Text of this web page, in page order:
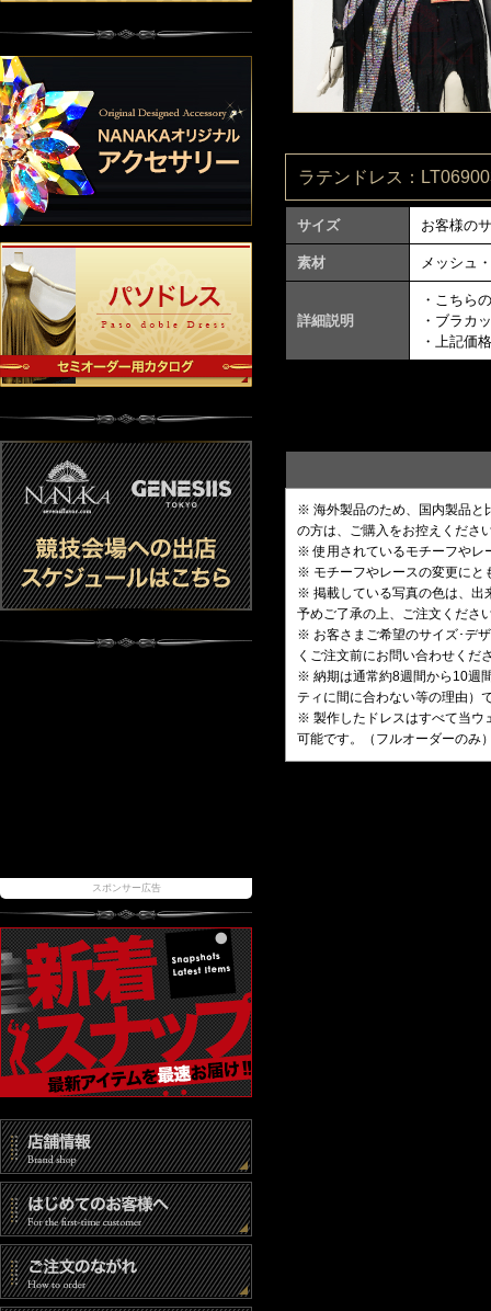
スポンサー広告
ラテンドレス：
サイズ お客様の
素材 メッシュ
詳細説明
・こちら
・ブラカ
・上記価
※ 海外製品のため、国内製品と
の方は、ご購入をお控えくださ
※ 使用されているモチーフやレ
※ モチーフやレースの変更にと
※ 掲載している写真の色は、出
予めご了承の上、ご注文くださ
※ お客さまご希望のサイズ･デ
くご注文前にお問い合わせくだ
※ 納期は通常約8週間から10週
ティに間に合わない等の理由）
※ 製作したドレスはすべて当ウ
可能です。（フルオーダーのみ